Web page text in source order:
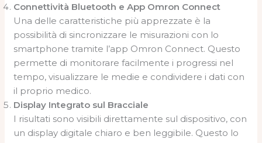
Connettività Bluetooth e App Omron Connect
Una delle caratteristiche più apprezzate è la
possibilità di sincronizzare le misurazioni con lo
smartphone tramite l’app Omron Connect. Questo
permette di monitorare facilmente i progressi nel
tempo, visualizzare le medie e condividere i dati con
il proprio medico.
Display Integrato sul Bracciale
I risultati sono visibili direttamente sul dispositivo, con
un display digitale chiaro e ben leggibile. Questo lo